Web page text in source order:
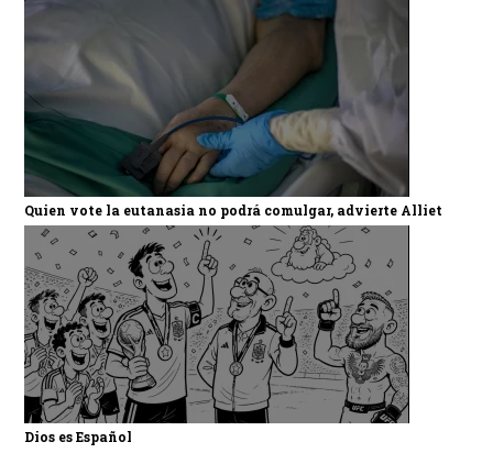
Quien vote la eutanasia no podrá comulgar, advierte Alliet
Dios es Español